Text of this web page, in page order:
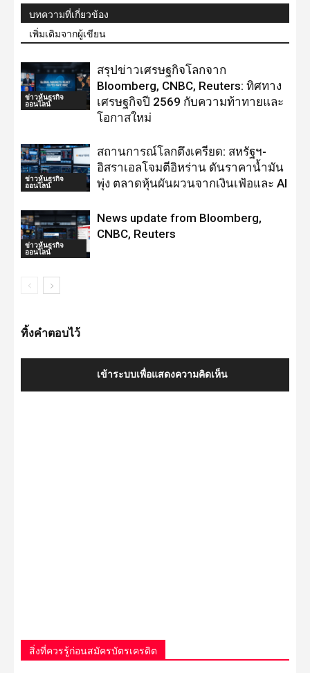
บทความที่เกี่ยวข้อง
เพิ่มเติมจากผู้เขียน
ข่าวหุ้นธุรกิจ
ออนไลน์
สรุปข่าวเศรษฐกิจโลกจาก
Bloomberg, CNBC, Reuters: ทิศทาง
เศรษฐกิจปี 2569 กับความท้าทายและ
โอกาสใหม่
ข่าวหุ้นธุรกิจ
ออนไลน์
สถานการณ์โลกตึงเครียด: สหรัฐฯ-
อิสราเอลโจมตีอิหร่าน ดันราคาน้ำมัน
พุ่ง ตลาดหุ้นผันผวนจากเงินเฟ้อและ AI
ข่าวหุ้นธุรกิจ
ออนไลน์
News update from Bloomberg,
CNBC, Reuters
ทิ้งคำตอบไว้
เข้าระบบเพื่อแสดงความคิดเห็น
สิ่งที่ควรรู้ก่อนสมัครบัตรเครดิต